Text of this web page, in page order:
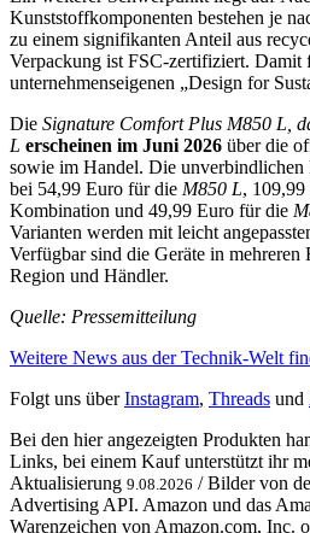
Kunststoffkomponenten bestehen je
zu einem signifikanten Anteil aus
Verpackung ist FSC-zertifiziert. Damit
unternehmenseigenen „Design for
Die Signature Comfort Plus M850 L,
L erscheinen im Juni 2026 über die
sowie im Handel. Die unverbindlichen
bei 54,99 Euro für die M850 L,
Kombination und 49,99 Euro für die
Varianten werden mit leicht
Verfügbar sind die Geräte in mehreren
Region und Händler.
Quelle: Pressemitteilung
Weitere News aus der Technik-Welt
Folgt uns überInstagram, Threads und
Bei den hier angezeigten Produkten
Links, bei einem Kauf unterstützt ihr
Aktualisierung 9.08.2026 / Bilder von
Advertising API. Amazon und das
Warenzeichen von Amazon.com, Inc.